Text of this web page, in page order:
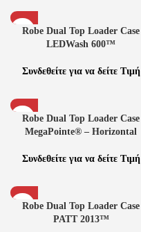
Robe Dual Top Loader Case
LEDWash 600™
Συνδεθείτε για να δείτε Τιμή
Robe Dual Top Loader Case
MegaPointe® – Horizontal
Συνδεθείτε για να δείτε Τιμή
Robe Dual Top Loader Case
PATT 2013™